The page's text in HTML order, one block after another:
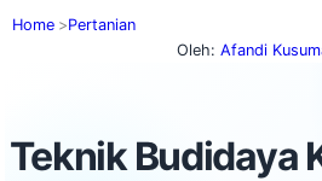
Home
Pertanian
Oleh: Afandi
Teknik Budidaya